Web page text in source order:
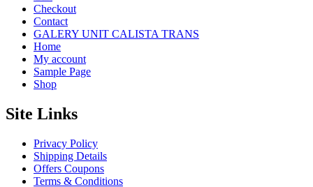
Checkout
Contact
GALERY UNIT CALISTA TRANS
Home
My account
Sample Page
Shop
Site Links
Privacy Policy
Shipping Details
Offers Coupons
Terms & Conditions